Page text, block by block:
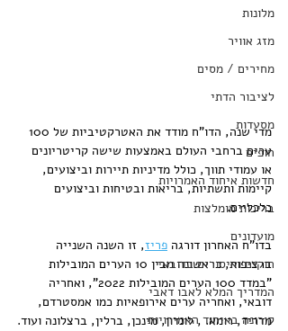
מלונות
מזג אוויר
מחירים / מסים
לציבור הדתי
מסעדות
חופים
חדשות איחוד האמרויות
בריכות מומלצות
מועדונים
חוקים ואיסורים בדובאי
המדריך המלא לאבו דאבי
קורונה באיחוד האמירויות
ערים ברחבי העולם באמצעות שישה קריטריונים
או עמודי תווך, כולל מדיניות תיירות וביצועים,
קיימות ותשתיות, בריאות ובטיחות וביצועים
כלכליים.
בדו"ח האחרון דורגה פריז, זו השנה השנייה
ברציפות, כראשונה מבין 10 הערים המובילות
"במדד 100 הערים המובילות 2022", ואחריה
דובאי, ואחריה ערים אירופאיות כמו אמסטרדם,
מדריד, רומא. , לונדון, מינכן, ברלין, ברצלונה ועוד.